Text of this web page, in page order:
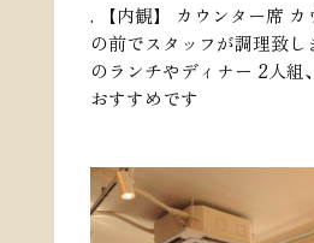
. 【内観】 カウンター席 カ
の前でスタッフが調理致し
のランチやディナー 2人組
おすすめです